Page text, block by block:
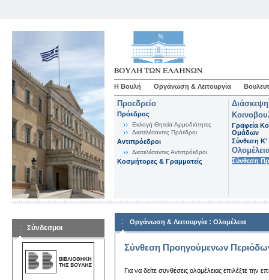
Η Βουλή Οργάνωση & Λειτουργία
Προεδρείο
Πρόεδρος
Εκλογή-Θητεία-Αρμοδιότητες
Διατελέσαντες Πρόεδροι
Αντιπρόεδροι
Διατελέσαντες Αντιπρόεδροι
Κοσμήτορες & Γραμματείς
Γραφεία
Ομάδων
Σύνθεση K'
Σύνθεση
Σύνδεσμοι
Οργάνωση & Λειτουργία : Ολομέλεια
Σύνθεση Προηγούμενων
Για να δείτε συνθέσεις ολομέλειας επιλέξτε την